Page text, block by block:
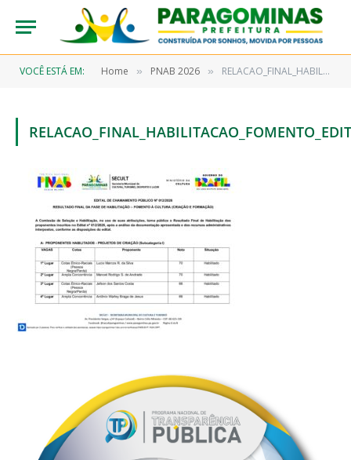
VOCÊ ESTÁ EM: Home » PNAB 2026 » RELACAO_FINAL_HABILITACAO_FOMENTO_EDITAL_012_2026_ASSINADO